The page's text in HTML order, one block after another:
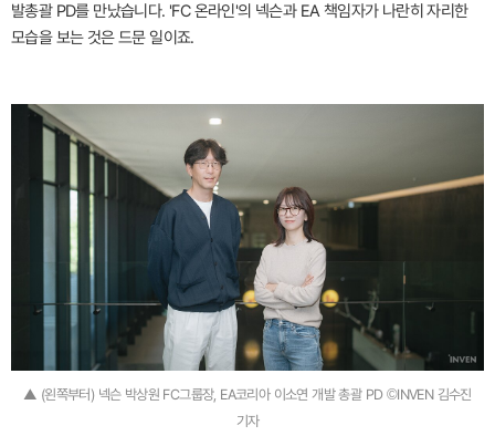
발총괄 PD를 만났습니다. 'FC 온라인'의 넥슨과 EA 책임자가 나란히 자리한
모습을 보는 것은 드문 일이죠.
▲ (왼쪽부터) 넥슨 박상원 FC그룹장, EA코리아 이소연 개발 총괄 PD ©INVEN 김수진
기자